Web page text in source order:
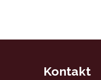
Kontakt